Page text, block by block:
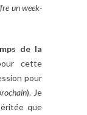
un week-
de la
cette
pour
). Je
que